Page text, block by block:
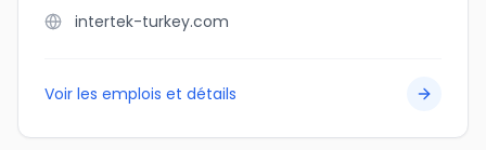
intertek-turkey.com
Voir les emplois et détails